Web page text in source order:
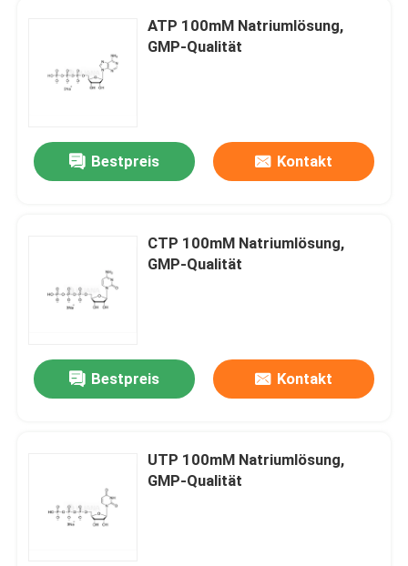
ATP 100mM Natriumlösung,
GMP-Qualität
Bestpreis Kontakt
CTP 100mM Natriumlösung,
GMP-Qualität
Bestpreis Kontakt
UTP 100mM Natriumlösung,
GMP-Qualität